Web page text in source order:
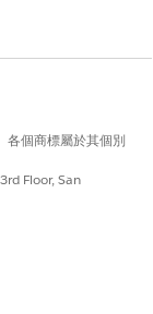
個商標屬於其個別
Floor, San